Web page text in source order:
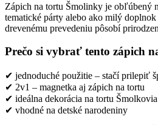
Zápich na tortu Šmolinky je obľúbený
tematické párty alebo ako milý
drevenému prevedeniu pôsobí
Prečo si vybrať tento zápich
✔ jednoduché použitie – stačí prilepiť
✔ 2v1 – magnetka aj zápich na tortu
✔ ideálna dekorácia na tortu Šmolkovia
✔ vhodné na detské narodeniny